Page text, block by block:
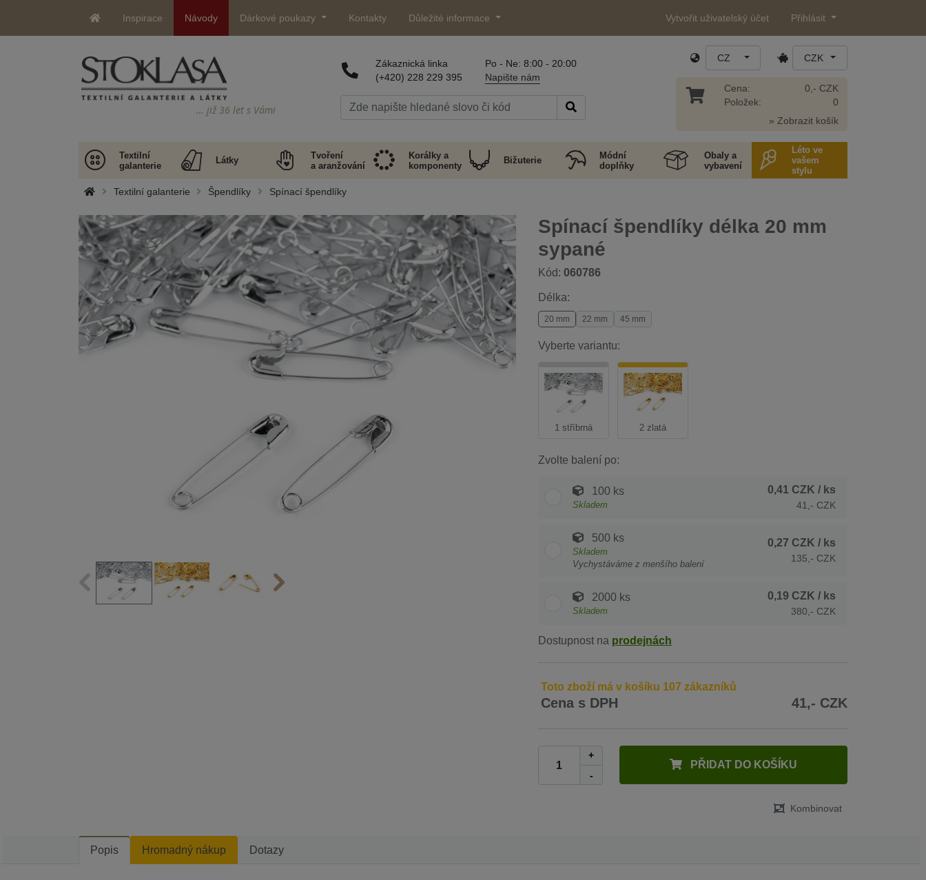
Inspirace Návody Dárkové poukazy Kontakty Důležité informace Vytvořit uživatelský účet Přihlásit
… již 36 let s Vámi
Zákaznická linka
(+420) 228 229 395
Po - Ne: 8:00 - 20:00
Napište nám
CZ CZK
Cena:
Položek:
0,- CZK
0
» Zobrazit košík
Textilní
galanterie
Látky
Tvoření
a aranžování
Korálky a
komponenty
Bižuterie
Módní
doplňky
Obaly a
vybavení
Léto ve
vašem
stylu
Textilní galanterie Špendlíky Spínací špendlíky
Spínací špendlíky délka 20 mm
sypané
Kód: 060786
Délka:
20 mm 22 mm 45 mm
Vyberte variantu:
1 stříbrná 2 zlatá
Zvolte balení po:
100 ks
Skladem
0,41 CZK / ks
41,- CZK
500 ks
Skladem
Vychystáváme z menšího balení
0,27 CZK / ks
135,- CZK
2000 ks
Skladem
0,19 CZK / ks
380,- CZK
Dostupnost na prodejnách
Toto zboží má v košíku 107 zákazníků
Cena s DPH 41,- CZK
+
-
PŘIDAT DO KOŠÍKU
Kombinovat
Popis Hromadný nákup Dotazy